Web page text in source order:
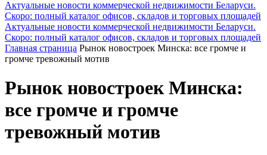
Актуальные новости коммерческой недвижимости Беларуси.
Скоро: полный каталог офисов, складов и торговых площадей
Актуальные новости коммерческой недвижимости Беларуси.
Скоро: полный каталог офисов, складов и торговых площадей
Главная страница Рынок новостроек Минска: все громче и
громче тревожный мотив
Рынок новостроек Минска:
все громче и громче
тревожный мотив